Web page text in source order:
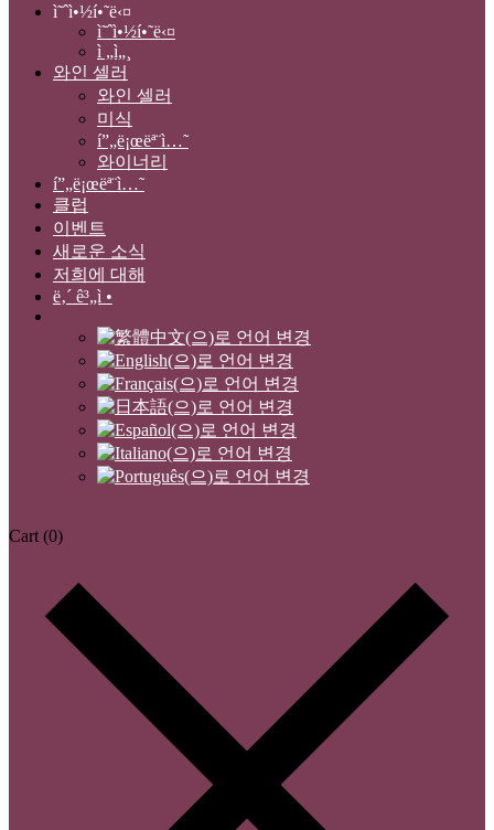
ì˜ˆì•½í•˜ë‹¤
ì˜ˆì•½í•˜ë‹¤
ì „ì„¸
와인 셀러
와인 셀러
미식
í”„ë¡œëª¨ì…˜
와이너리
í”„ë¡œëª¨ì…˜
클럽
이벤트
새로운 소식
저희에 대해
ë‚´ ê³„ì •
Cart (0)